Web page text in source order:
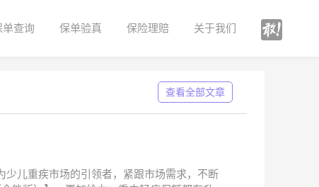
单查询 保单验真 保险理赔 关于我们
查看全部文章
儿重疾市场的引领者，紧跟市场需求，不断